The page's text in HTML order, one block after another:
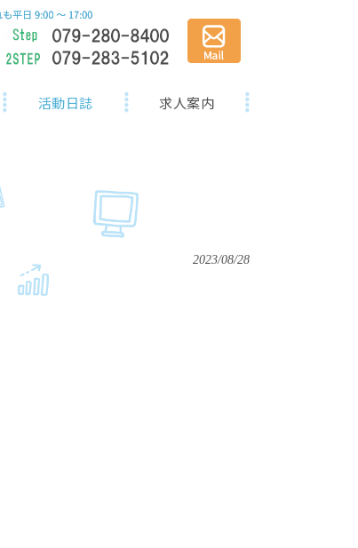
活動日誌 求人案内
2023/08/28